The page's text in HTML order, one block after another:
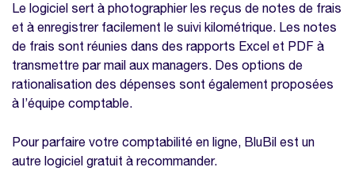
Le logiciel sert à photographier les reçus de notes de frais
et à enregistrer facilement le suivi kilométrique. Les notes
de frais sont réunies dans des rapports Excel et PDF à
transmettre par mail aux managers. Des options de
rationalisation des dépenses sont également proposées
à l’équipe comptable.
Pour parfaire votre comptabilité en ligne, BluBil est un
autre logiciel gratuit à recommander.